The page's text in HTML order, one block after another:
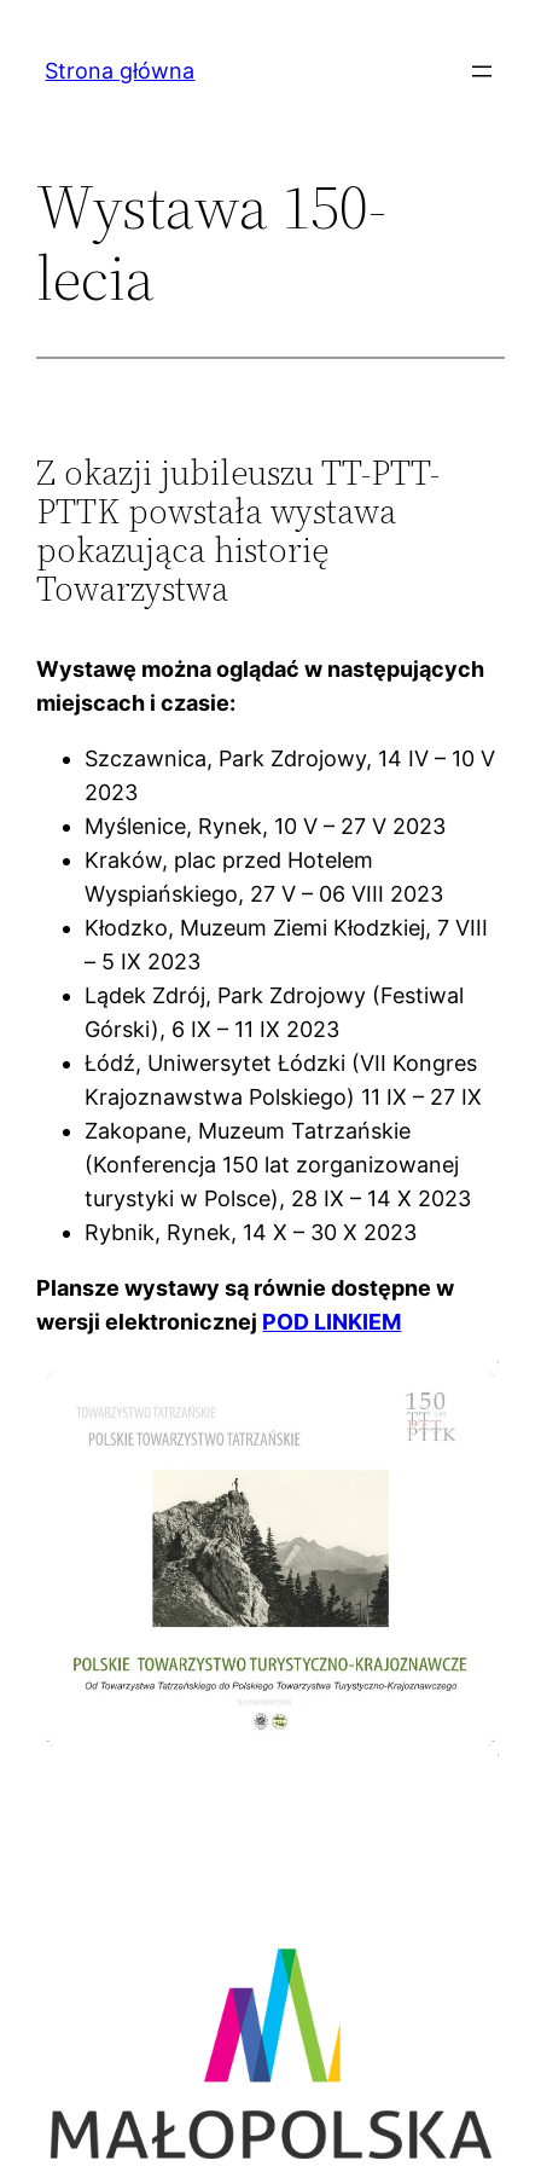
Strona główna
Wystawa 150-
lecia
Z okazji jubileuszu TT-PTT-
PTTK powstała wystawa
pokazująca historię
Towarzystwa
Wystawę można oglądać w następujących
miejscach i czasie:
Szczawnica, Park Zdrojowy, 14 IV – 10 V
2023
Myślenice, Rynek, 10 V – 27 V 2023
Kraków, plac przed Hotelem
Wyspiańskiego, 27 V – 06 VIII 2023
Kłodzko, Muzeum Ziemi Kłodzkiej, 7 VIII
– 5 IX 2023
Lądek Zdrój, Park Zdrojowy (Festiwal
Górski), 6 IX – 11 IX 2023
Łódź, Uniwersytet Łódzki (VII Kongres
Krajoznawstwa Polskiego) 11 IX – 27 IX
Zakopane, Muzeum Tatrzańskie
(Konferencja 150 lat zorganizowanej
turystyki w Polsce), 28 IX – 14 X 2023
Rybnik, Rynek, 14 X – 30 X 2023
Plansze wystawy są równie dostępne w
wersji elektronicznej POD LINKIEM